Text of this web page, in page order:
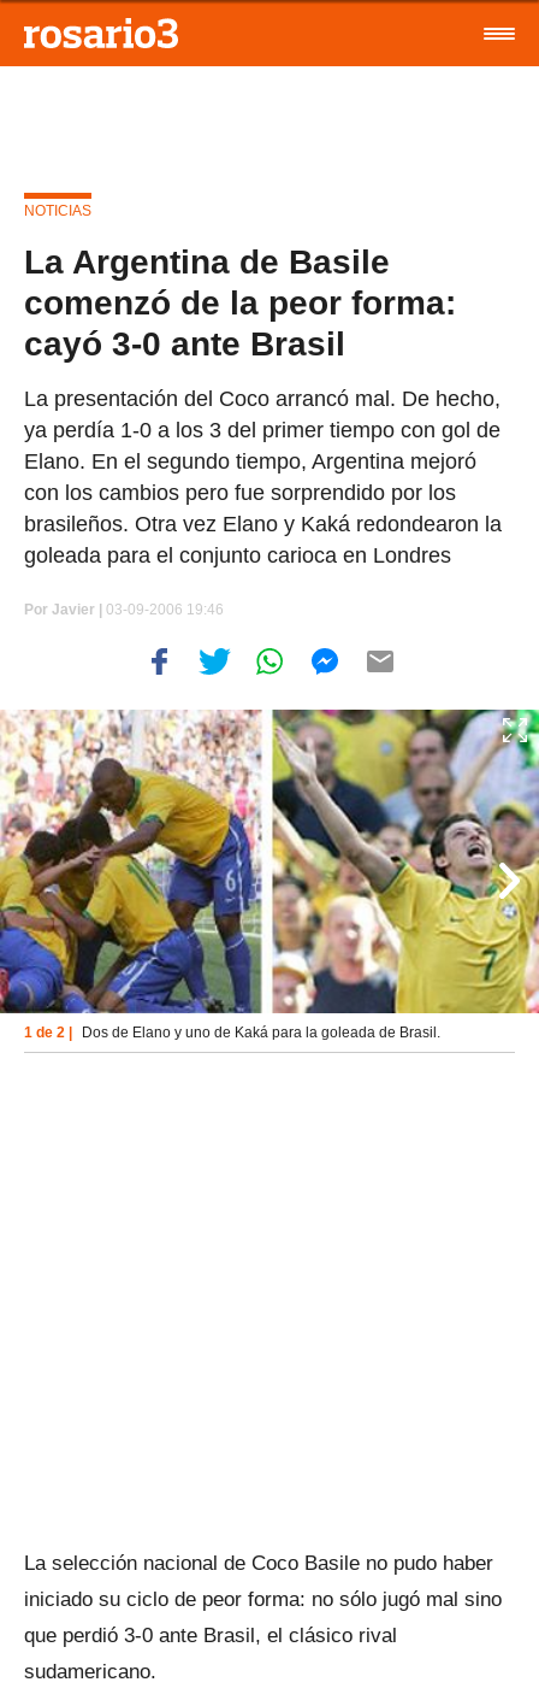
NOTICIAS
La Argentina de Basile
comenzó de la peor forma:
cayó 3-0 ante Brasil
La presentación del Coco arrancó mal. De hecho,
ya perdía 1-0 a los 3 del primer tiempo con gol de
Elano. En el segundo tiempo, Argentina mejoró
con los cambios pero fue sorprendido por los
brasileños. Otra vez Elano y Kaká redondearon la
goleada para el conjunto carioca en Londres
Por Javier | 03-09-2006 19:46
1 de 2 | Dos de Elano y uno de Kaká para la goleada de Brasil.
La selección nacional de Coco Basile no pudo haber
iniciado su ciclo de peor forma: no sólo jugó mal sino
que perdió 3-0 ante Brasil, el clásico rival
sudamericano.